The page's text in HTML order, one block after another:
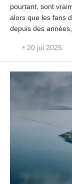
pourtant, sont
alors que les fans
depuis des
• 20 jui 2025